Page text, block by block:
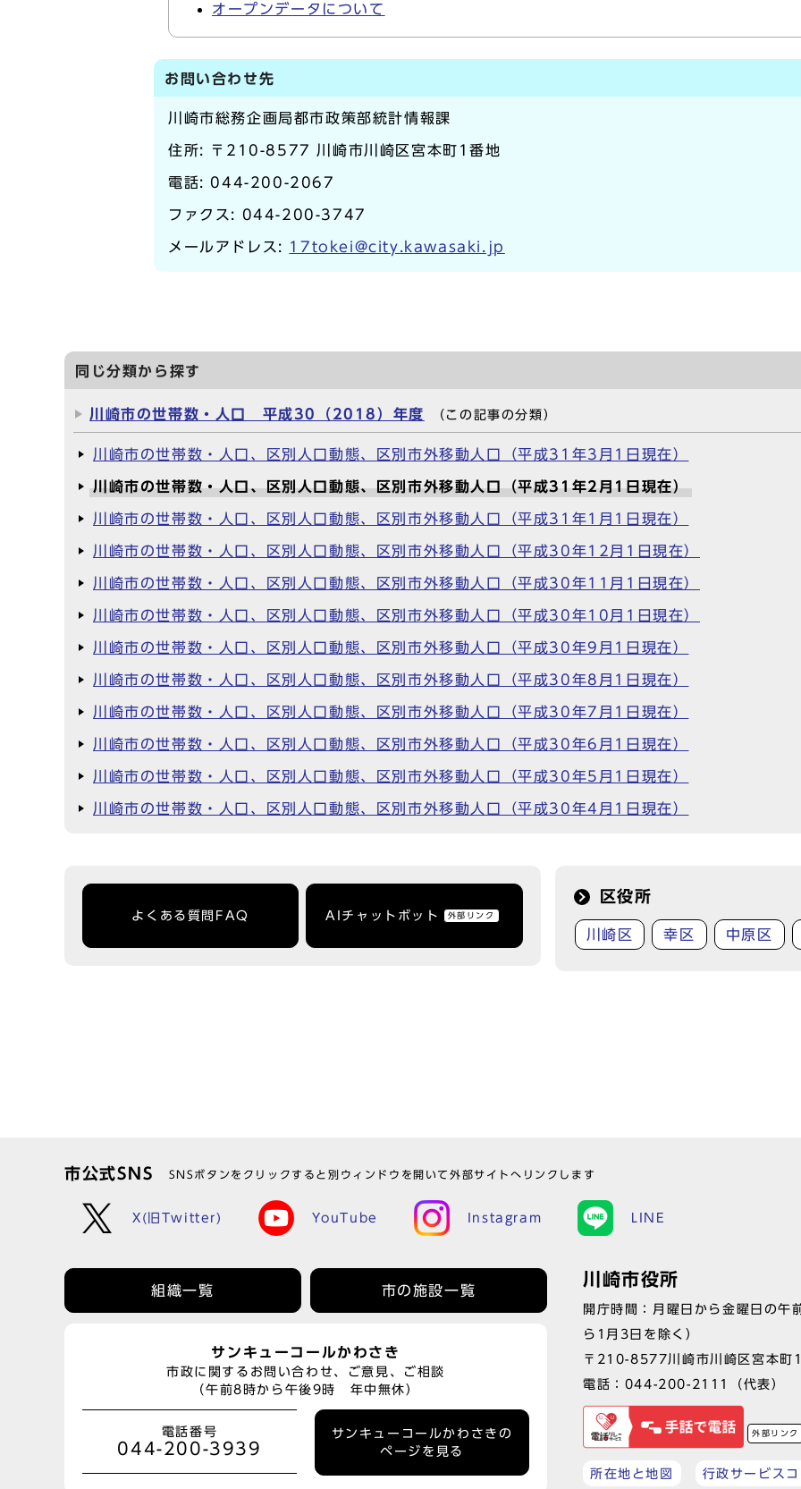
オープンデータについて
お問い合わせ先
川崎市総務企画局都市政策部統計情報課
住所: 〒210-8577 川崎市川崎区宮本町1番地
電話: 044-200-2067
ファクス: 044-200-3747
メールアドレス: 17tokei@city.kawasaki.jp
同じ分類から探す
川崎市の世帯数・人口 平成30（2018）年度 （この記事の分類）
川崎市の世帯数・人口、区別人口動態、区別市外移動人口（平成31年3月1日現在）
川崎市の世帯数・人口、区別人口動態、区別市外移動人口（平成31年2月1日現在）
川崎市の世帯数・人口、区別人口動態、区別市外移動人口（平成31年1月1日現在）
川崎市の世帯数・人口、区別人口動態、区別市外移動人口（平成30年12月1日現在）
川崎市の世帯数・人口、区別人口動態、区別市外移動人口（平成30年11月1日現在）
川崎市の世帯数・人口、区別人口動態、区別市外移動人口（平成30年10月1日現在）
川崎市の世帯数・人口、区別人口動態、区別市外移動人口（平成30年9月1日現在）
川崎市の世帯数・人口、区別人口動態、区別市外移動人口（平成30年8月1日現在）
川崎市の世帯数・人口、区別人口動態、区別市外移動人口（平成30年7月1日現在）
川崎市の世帯数・人口、区別人口動態、区別市外移動人口（平成30年6月1日現在）
川崎市の世帯数・人口、区別人口動態、区別市外移動人口（平成30年5月1日現在）
川崎市の世帯数・人口、区別人口動態、区別市外移動人口（平成30年4月1日現在）
よくある質問FAQ AIチャットボット 外部リンク
区役所
川崎区 幸区 中原区
市公式SNS SNSボタンをクリックすると別ウィンドウを開いて外部サイトへリンクします
X(旧Twitter) YouTube Instagram LINE
組織一覧 市の施設一覧
サンキューコールかわさき
市政に関するお問い合わせ、ご意見、ご相談
（午前8時から午後9時 年中無休）
電話番号
044-200-3939
サンキューコールかわさきの
ページを見る
川崎市役所
開庁時間：月曜日から金曜日の
ら1月3日を除く）
〒210-8577川崎市川崎区宮本町
電話： 044-200-2111 （代表）
外部リンク
所在地と地図 行政サービス